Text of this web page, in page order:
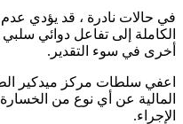
في حالات نادرة ، قد يؤدي
الكاملة إلى تفاعل دوائي
أخرى في سوء التقدير.
اعفي سلطات مركز ميدكير
المالية عن أي نوع من الخسارة
الإجراء.